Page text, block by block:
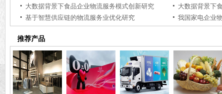
大数据背景下食品企业物流服务模式创新研究
大数据背景下
基于智慧供应链的物流服务业优化研究
推荐产品